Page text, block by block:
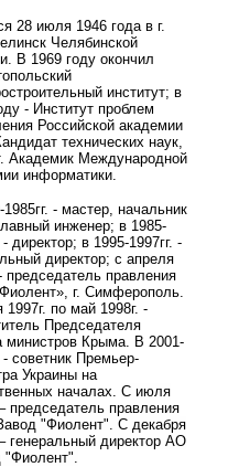
28 июля 1946 года в г.
Челябинской
В 1969 году окончил
институт; в
- Институт проблем
Российской академии
технических наук,
Академик Международной
информатики.
1985гг. - мастер, начальник
инженер; в 1985-
- директор; в 1995-1997гг. -
директор; с апреля
председатель правления
г. Симферополь.
по май 1998г. -
Председателя
министров Крыма. В 2001-
- советник Премьер-
Украины на
началах. С июля
председатель правления
"Фиолент". С декабря
генеральный директор АО